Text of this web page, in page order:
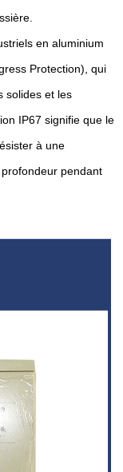
en aluminium
Protection), qui
solides et les
IP67 signifie que le
à une
pendant